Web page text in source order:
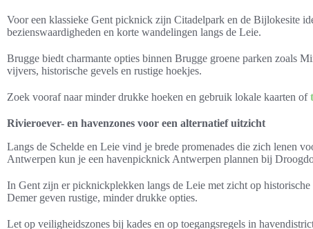
Voor een klassieke Gent picknick zijn Citadelpark en de Bijlokesite
bezienswaardigheden en korte wandelingen langs de Leie.
Brugge biedt charmante opties binnen Brugge groene parken zoals
vijvers, historische gevels en rustige hoekjes.
Zoek vooraf naar minder drukke hoeken en gebruik lokale kaarten of
Rivieroever- en havenzones voor een alternatief uitzicht
Langs de Schelde en Leie vind je brede promenades die zich lenen
Antwerpen kun je een havenpicknick Antwerpen plannen bij
In Gent zijn er picknickplekken langs de Leie met zicht op
Demer geven rustige, minder drukke opties.
Let op veiligheidszones bij kades en op toegangsregels in